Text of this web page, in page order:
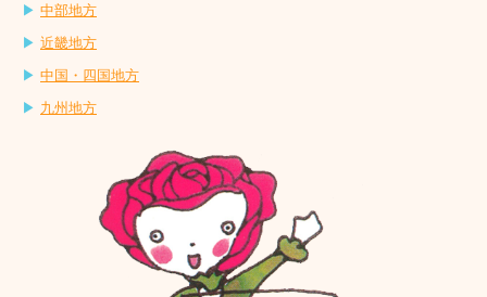
特定商取引法に基づく表記
著作権について
会員制度について
指導者向けセミナー
認定講師のご紹介
▶ 中部地方
▶ 近畿地方
▶ 中国・四国地方
▶ 九州地方